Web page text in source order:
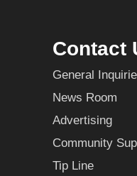
Contact
General
News Room
Advertising
Community
Tip Line